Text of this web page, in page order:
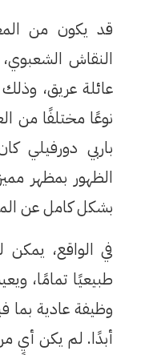
قد يكون من
النقاش
عائلة عريق،
نوعًا مختلفًا من
باربي دورفيلي
الظهور بمظهر
بشكل كامل عن
في الواقع،
طبيعيًا تمامًا،
وظيفة عادية بما
أبدًا. لم يكن أيٍ من